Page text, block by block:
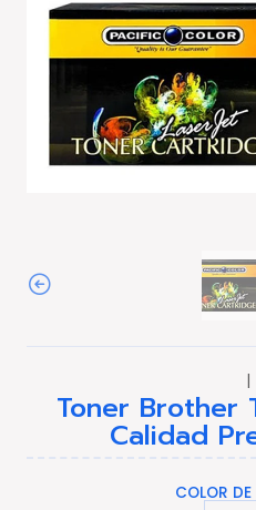
|
Toner Brother
Calidad
COLOR